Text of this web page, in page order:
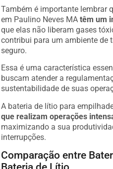
Também é importante lembrar
em Paulino Neves MAtêm um
que elas não liberam gases
contribui para um ambiente de
seguro.
Essa é uma característica
buscam atender a
sustentabilidade de suas
A bateria de lítio para
que realizam operações
maximizando a sua
interrupções.
Comparação entre